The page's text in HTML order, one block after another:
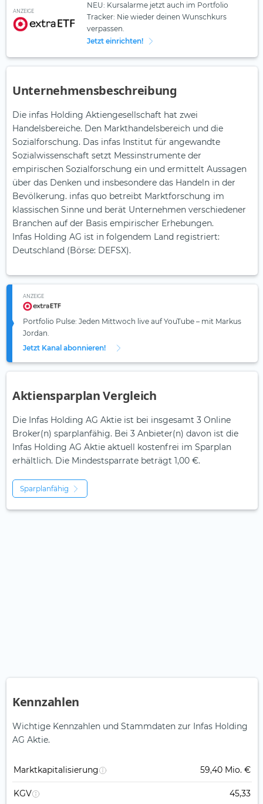
ANZEIGE
NEU: Kursalarme jetzt auch im Portfolio
Tracker: Nie wieder deinen Wunschkurs
verpassen.
Jetzt einrichten!
Unternehmensbeschreibung
Die infas Holding Aktiengesellschaft hat zwei
Handelsbereiche. Den Markthandelsbereich und die
Sozialforschung. Das infas Institut für angewandte
Sozialwissenschaft setzt Messinstrumente der
empirischen Sozialforschung ein und ermittelt Aussagen
über das Denken und insbesondere das Handeln in der
Bevölkerung. infas quo betreibt Marktforschung im
klassischen Sinne und berät Unternehmen verschiedener
Branchen auf der Basis empirischer Erhebungen.
Infas Holding AG ist in folgendem Land registriert:
Deutschland (Börse: DEFSX).
ANZEIGE
Portfolio Pulse: Jeden Mittwoch live auf YouTube – mit Markus
Jordan.
Jetzt Kanal abonnieren!
Aktiensparplan Vergleich
Die Infas Holding AG Aktie ist bei insgesamt 3 Online
Broker(n) sparplanfähig. Bei 3 Anbieter(n) davon ist die
Infas Holding AG Aktie aktuell kostenfrei im Sparplan
erhältlich. Die Mindestsparrate beträgt 1,00 €.
Sparplanfähig
Kennzahlen
Wichtige Kennzahlen und Stammdaten zur Infas Holding
AG Aktie.
Marktkapitalisierung 59,40 Mio. €
KGV 45,33